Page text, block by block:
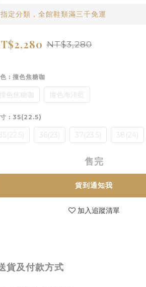
指定分類，全館鞋類滿三千免運
NT$3,280
: 撞色焦糖咖
撞色焦糖咖 撞色海洋藍
: 35(22.5)
35(22.5) 36(23) 37(23.5) 38(24)
售完
貨到通知我
加入追蹤清單
貨及付款方式